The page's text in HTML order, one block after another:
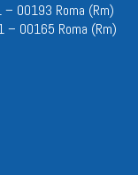
– 00193 Roma (Rm)
– 00165 Roma (Rm)